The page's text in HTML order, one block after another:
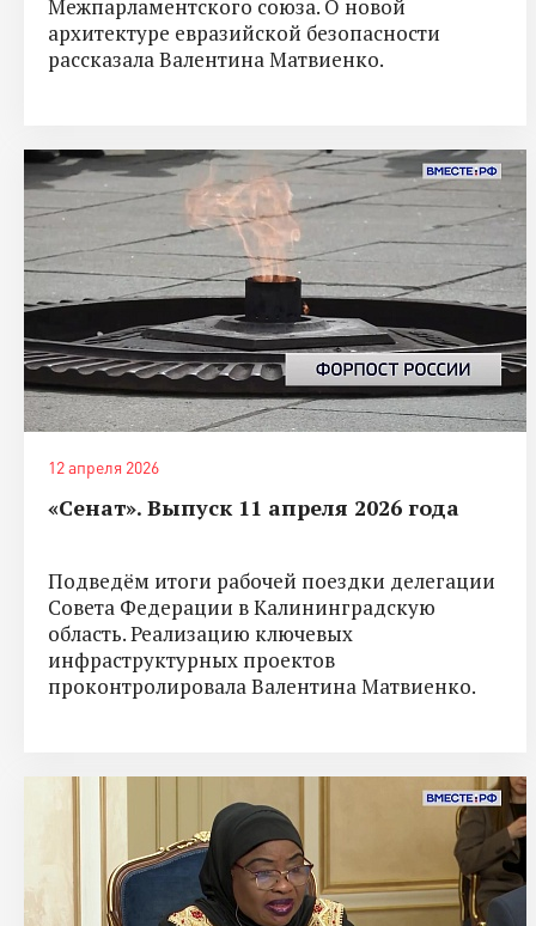
Межпарламентского союза. О новой
архитектуре евразийской безопасности
рассказала Валентина Матвиенко.
12 апреля 2026
«Сенат». Выпуск 11 апреля 2026 года
Подведём итоги рабочей поездки делегации
Совета Федерации в Калининградскую
область. Реализацию ключевых
инфраструктурных проектов
проконтролировала Валентина Матвиенко.